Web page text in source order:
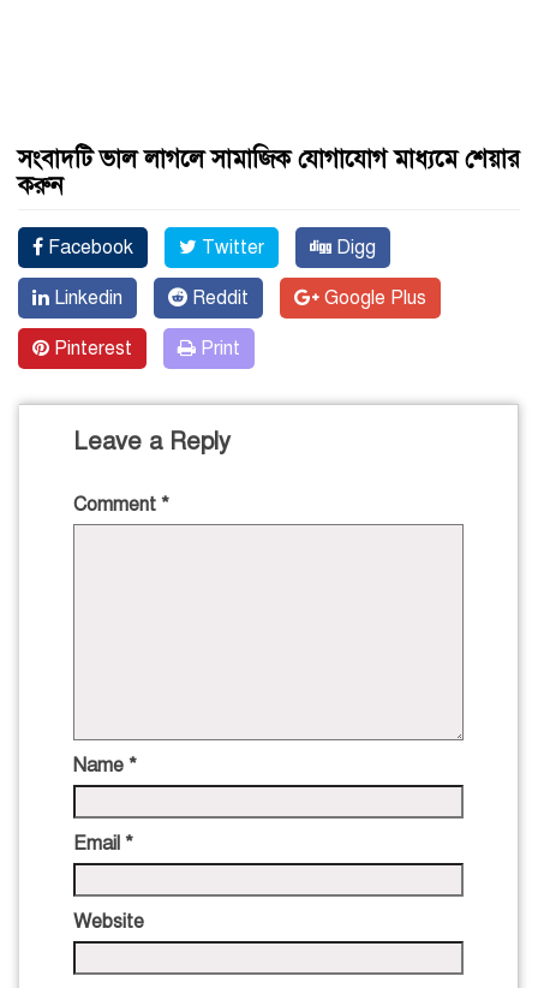
সংবাদটি ভাল লাগলে সামাজিক যোগাযোগ মাধ্যমে শেয়ার
করুন
Facebook Twitter Digg
Linkedin Reddit Google Plus
Pinterest Print
Leave a Reply
Comment *
Name *
Email *
Website